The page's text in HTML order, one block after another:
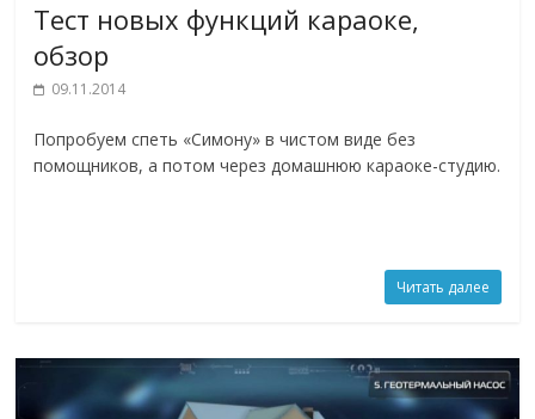
Тест новых функций караоке,
обзор
09.11.2014
Попробуем спеть «Симону» в чистом виде без
помощников, а потом через домашнюю караоке-студию.
Читать далее